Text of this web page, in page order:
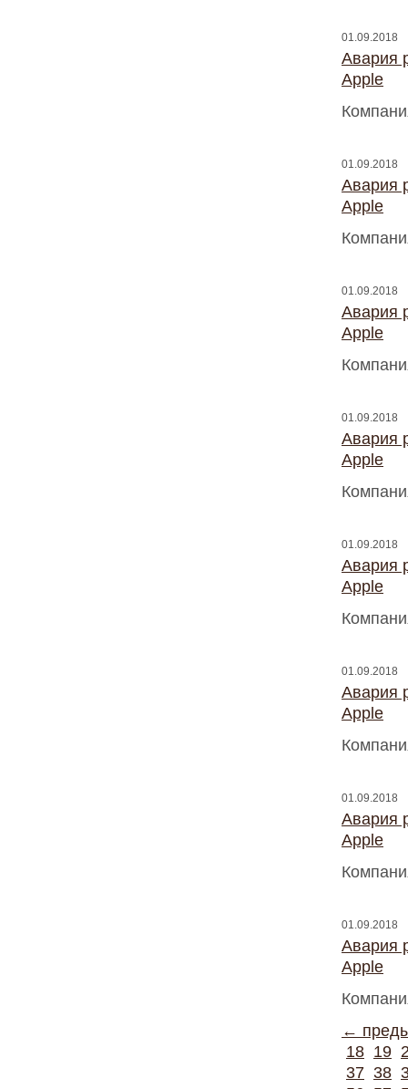
01.09.2018
Авария
Apple
01.09.2018
Авария
Apple
01.09.2018
Авария
Apple
01.09.2018
Авария
Apple
01.09.2018
Авария
Apple
01.09.2018
Авария
Apple
01.09.2018
Авария
Apple
01.09.2018
Авария
Apple
←
18 19
37 38